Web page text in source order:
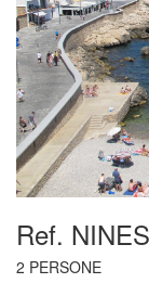
Ref.
2 PERSONE